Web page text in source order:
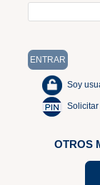
Soy
Solicitar
OTROS